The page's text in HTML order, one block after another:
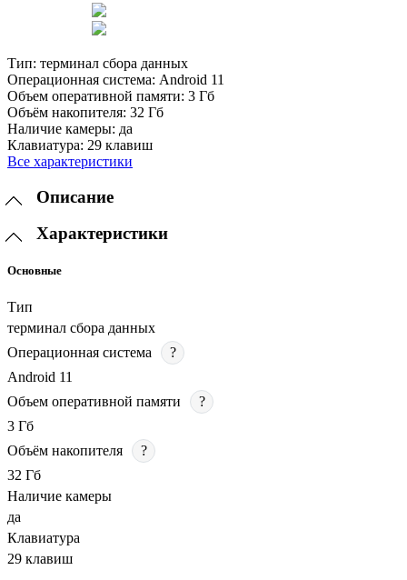
Тип: терминал сбора данных
Операционная система: Android 11
Объем оперативной памяти: 3 Гб
Объём накопителя: 32 Гб
Наличие камеры: да
Клавиатура: 29 клавиш
Все характеристики
Описание
Характеристики
Основные
Тип
терминал сбора данных
Операционная система
?
Android 11
Объем оперативной памяти
?
3 Гб
Объём накопителя
?
32 Гб
Наличие камеры
да
Клавиатура
29 клавиш